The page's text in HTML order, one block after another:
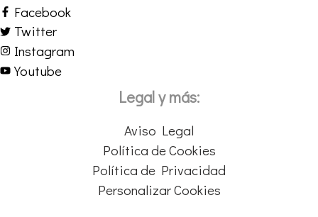
Facebook
Twitter
Instagram
Youtube
Legal y más:
Aviso Legal
Política de Cookies
Política de Privacidad
Personalizar Cookies